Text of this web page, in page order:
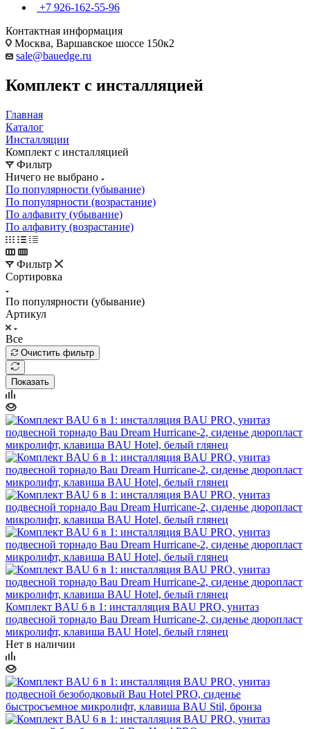
+7 926-162-55-96
Контактная информация
Москва, Варшавское шоссе 150к2
sale@bauedge.ru
Комплект с инсталляцией
Главная
Каталог
Инсталляции
Комплект с инсталляцией
Фильтр
Ничего не выбрано
По популярности (убывание)
По популярности (возрастание)
По алфавиту (убывание)
По алфавиту (возрастание)
Фильтр
Сортировка
По популярности (убывание)
Артикул
Все
Очистить фильтр
Показать
Комплект BAU 6 в 1: инсталляция BAU PRO, унитаз
подвесной торнадо Bau Dream Hurricane-2, сиденье дюропласт
микролифт, клавиша BAU Hotel, белый глянец
Нет в наличии